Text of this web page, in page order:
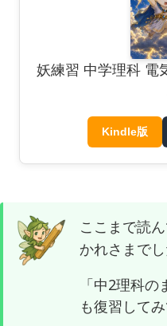
妖練習 中学理科 電
Kindle版
ここまで読
かれさまでし
「中2理科
も復習してみ